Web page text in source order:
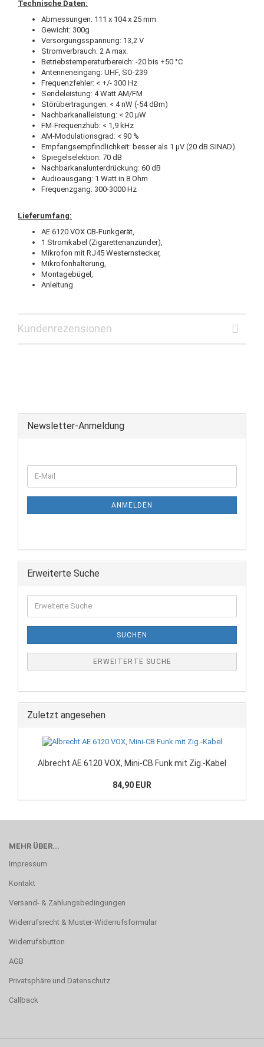
Technische Daten:
Abmessungen: 111 x 104 x 25 mm
Gewicht: 300g
Versorgungsspannung: 13,2 V
Stromverbrauch: 2 A max.
Betriebstemperaturbereich: -20 bis +50 °C
Antenneneingang: UHF, SO-239
Frequenzfehler: < +/- 300 Hz
Sendeleistung: 4 Watt AM/FM
Störübertragungen: < 4 nW (-54 dBm)
Nachbarkanalleistung: < 20 µW
FM-Frequenzhub: < 1,9 kHz
AM-Modulationsgrad: < 90 %
Empfangsempfindlichkeit: besser als 1 μV (20 dB SINAD)
Spiegelselektion: 70 dB
Nachbarkanalunterdrückung: 60 dB
Audioausgang: 1 Watt in 8 Ohm
Frequenzgang: 300-3000 Hz
Lieferumfang:
AE 6120 VOX CB-Funkgerät,
1 Stromkabel (Zigarettenanzünder),
Mikrofon mit RJ45 Westernstecker,
Mikrofonhalterung,
Montagebügel,
Anleitung
Kundenrezensionen
Newsletter-Anmeldung
ANMELDEN
Erweiterte Suche
SUCHEN
ERWEITERTE SUCHE
Zuletzt angesehen
Albrecht AE 6120 VOX, Mini-CB Funk mit Zig.-Kabel
84,90 EUR
MEHR ÜBER...
Impressum
Kontakt
Versand- & Zahlungsbedingungen
Widerrufsrecht & Muster-Widerrufsformular
Widerrufsbutton
AGB
Privatsphäre und Datenschutz
Callback